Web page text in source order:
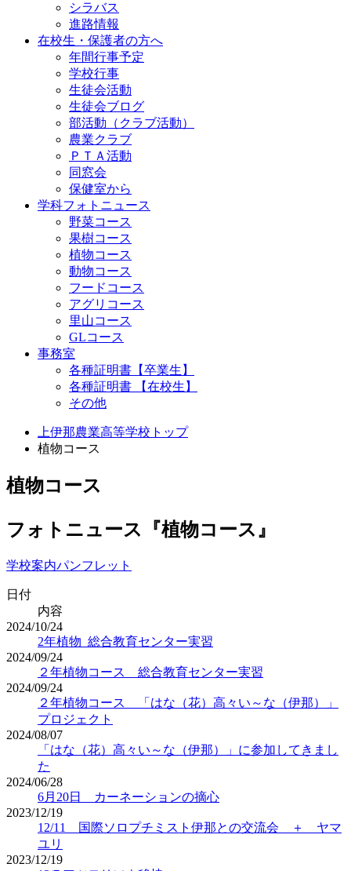
シラバス
進路情報
在校生・保護者の方へ
年間行事予定
学校行事
生徒会活動
生徒会ブログ
部活動（クラブ活動）
農業クラブ
ＰＴＡ活動
同窓会
保健室から
学科フォトニュース
野菜コース
果樹コース
植物コース
動物コース
フードコース
アグリコース
里山コース
GLコース
事務室
各種証明書【卒業生】
各種証明書 【在校生】
その他
上伊那農業高等学校トップ
植物コース
植物コース
フォトニュース『植物コース』
学校案内パンフレット
日付
内容
2024/10/24
2年植物_総合教育センター実習
2024/09/24
２年植物コース 総合教育センター実習
2024/09/24
２年植物コース 「はな（花）高々い～な（伊那）」
プロジェクト
2024/08/07
「はな（花）高々い～な（伊那）」に参加してきまし
た
2024/06/28
6月20日 カーネーションの摘心
2023/12/19
12/11 国際ソロプチミスト伊那との交流会 ＋ ヤマ
ユリ
2023/12/19